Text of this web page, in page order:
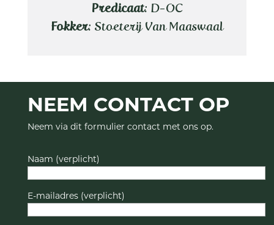
Predicaat: D-OC
Fokker: Stoeterij Van Maaswaal
NEEM CONTACT OP
Neem via dit formulier contact met ons op.
Naam (verplicht)
E-mailadres (verplicht)